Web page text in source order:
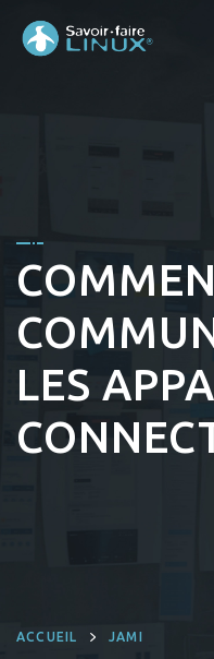
LES
ACCUEIL JAMI